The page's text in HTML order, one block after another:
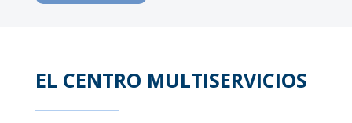
EL CENTRO MULTISERVICIOS